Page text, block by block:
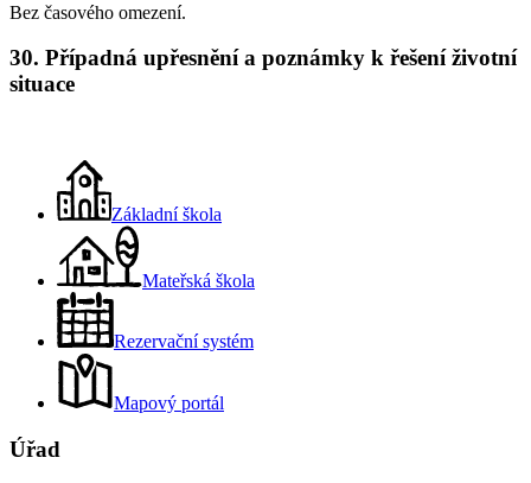
Bez časového omezení.
30. Případná upřesnění a poznámky k řešení životní
situace
Základní škola
Mateřská škola
Rezervační systém
Mapový portál
Úřad